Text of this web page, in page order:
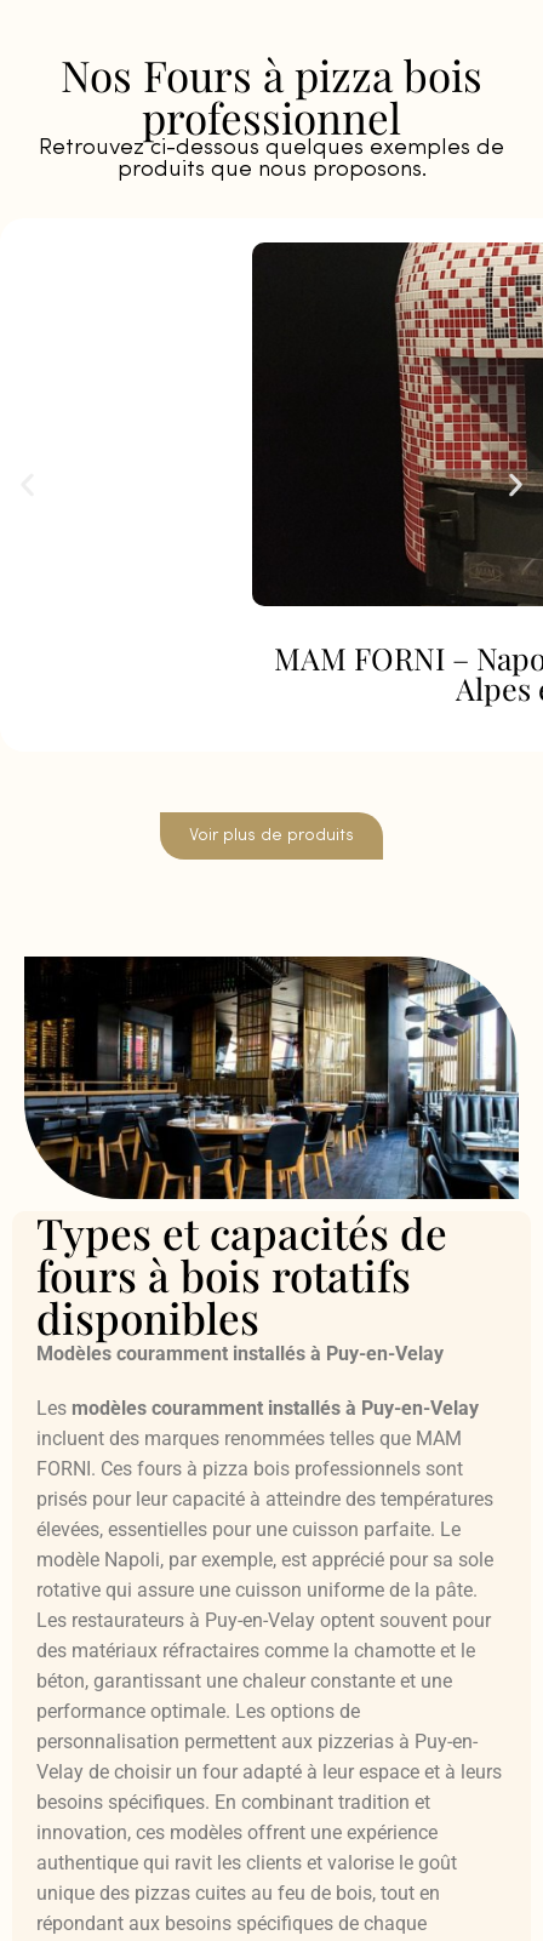
Nos Fours à pizza bois
professionnel
Retrouvez ci-dessous quelques exemples de
produits que nous proposons.
MAM FORNI –
Alpes
Voir plus de produits
Types et capacités de
fours à bois rotatifs
disponibles
Modèles couramment installés à Puy-en-Velay
Les modèles couramment installés à Puy-en-Velay
incluent des marques renommées telles que MAM
FORNI. Ces fours à pizza bois professionnels sont
prisés pour leur capacité à atteindre des températures
élevées, essentielles pour une cuisson parfaite. Le
modèle Napoli, par exemple, est apprécié pour sa sole
rotative qui assure une cuisson uniforme de la pâte.
Les restaurateurs à Puy-en-Velay optent souvent pour
des matériaux réfractaires comme la chamotte et le
béton, garantissant une chaleur constante et une
performance optimale. Les options de
personnalisation permettent aux pizzerias à Puy-en-
Velay de choisir un four adapté à leur espace et à leurs
besoins spécifiques. En combinant tradition et
innovation, ces modèles offrent une expérience
authentique qui ravit les clients et valorise le goût
unique des pizzas cuites au feu de bois, tout en
répondant aux besoins spécifiques de chaque